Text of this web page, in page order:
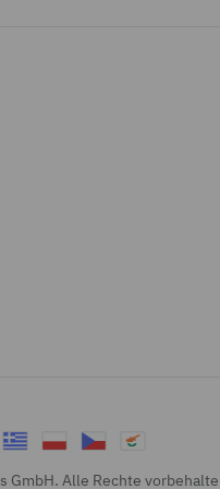
GmbH. Alle Rechte